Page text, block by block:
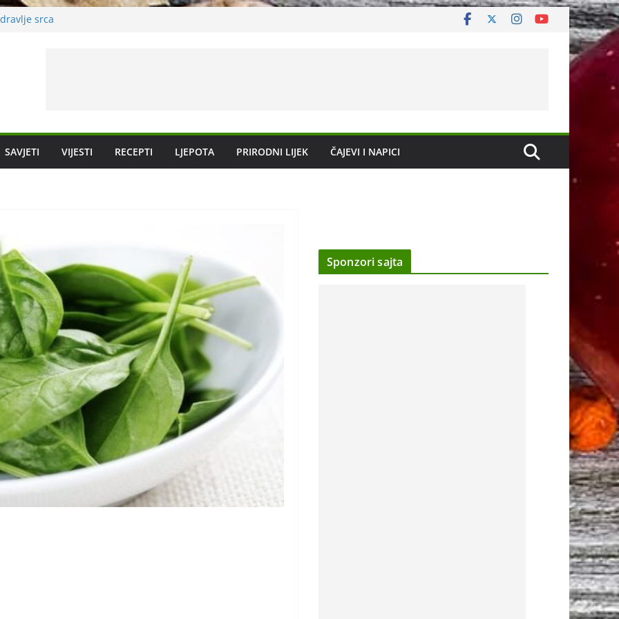
srca
SAVJETI VIJESTI RECEPTI LJEPOTA PRIRODNI LIJEK ČAJEVI I NAPICI
Sponzori sajta